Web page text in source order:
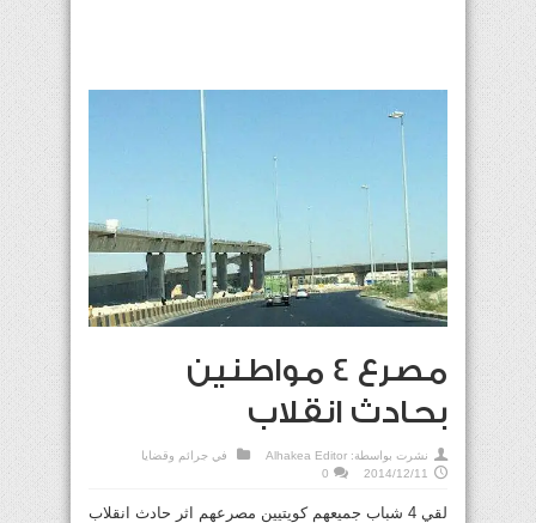
مصرع 4 مواطنين
بحادث انقلاب
نشرت بواسطة: Alhakea Editor في جرائم وقضايا
2014/12/11
0
لقي 4 شباب جميعهم كويتيين مصرعهم اثر حادث انقلاب